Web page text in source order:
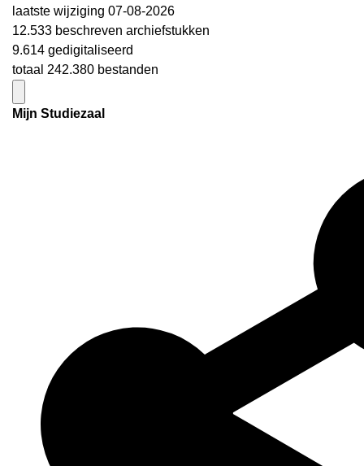
laatste wijziging 07-08-2026
12.533 beschreven archiefstukken
9.614 gedigitaliseerd
totaal 242.380 bestanden
Mijn Studiezaal